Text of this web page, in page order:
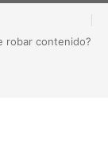
robar contenido?